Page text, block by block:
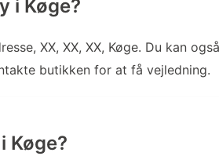
i Køge?
XX, XX, XX, Køge. Du kan
butikken for at få vejledning.
Køge?